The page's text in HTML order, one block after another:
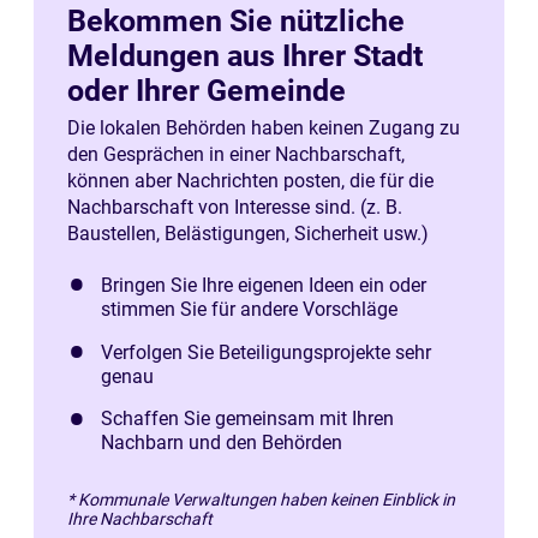
Bekommen Sie nützliche
Meldungen aus Ihrer Stadt
oder Ihrer Gemeinde
Die lokalen Behörden haben keinen Zugang zu
den Gesprächen in einer Nachbarschaft,
können aber Nachrichten posten, die für die
Nachbarschaft von Interesse sind. (z. B.
Baustellen, Belästigungen, Sicherheit usw.)
Bringen Sie Ihre eigenen Ideen ein oder
stimmen Sie für andere Vorschläge
Verfolgen Sie Beteiligungsprojekte sehr
genau
Schaffen Sie gemeinsam mit Ihren
Nachbarn und den Behörden
* Kommunale Verwaltungen haben keinen Einblick in
Ihre Nachbarschaft